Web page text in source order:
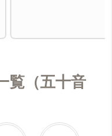
覧（五十音